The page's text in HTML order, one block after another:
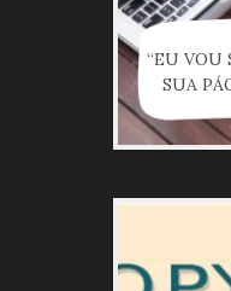
“EU VOU
SUA